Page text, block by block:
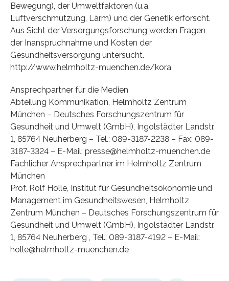
Bewegung), der Umweltfaktoren (u.a.
Luftverschmutzung, Lärm) und der Genetik erforscht.
Aus Sicht der Versorgungsforschung werden Fragen
der Inanspruchnahme und Kosten der
Gesundheitsversorgung untersucht.
http://www.helmholtz-muenchen.de/kora
Ansprechpartner für die Medien
Abteilung Kommunikation, Helmholtz Zentrum
München – Deutsches Forschungszentrum für
Gesundheit und Umwelt (GmbH), Ingolstädter Landstr.
1, 85764 Neuherberg – Tel.: 089-3187-2238 – Fax: 089-
3187-3324 – E-Mail: presse@helmholtz-muenchen.de
Fachlicher Ansprechpartner im Helmholtz Zentrum
München
Prof. Rolf Holle, Institut für Gesundheitsökonomie und
Management im Gesundheitswesen, Helmholtz
Zentrum München – Deutsches Forschungszentrum für
Gesundheit und Umwelt (GmbH), Ingolstädter Landstr.
1, 85764 Neuherberg , Tel.: 089-3187-4192 – E-Mail:
holle@helmholtz-muenchen.de